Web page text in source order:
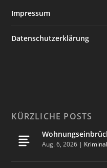
Impressum
Datenschutzerklärung
KÜRZLICHE POSTS
Aug. 6, 2026 |